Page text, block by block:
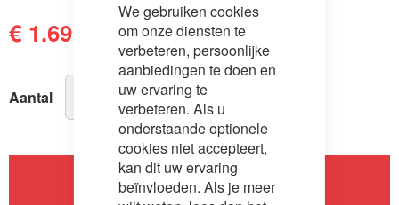
We gebruiken cookies
om onze diensten te
verbeteren, persoonlijke
aanbiedingen te doen en
uw ervaring te
verbeteren. Als u
onderstaande optionele
cookies niet accepteert,
kan dit uw ervaring
beïnvloeden. Als je meer
€ 1.695,00 € 1.809,00
Aantal
In Winkelwagen